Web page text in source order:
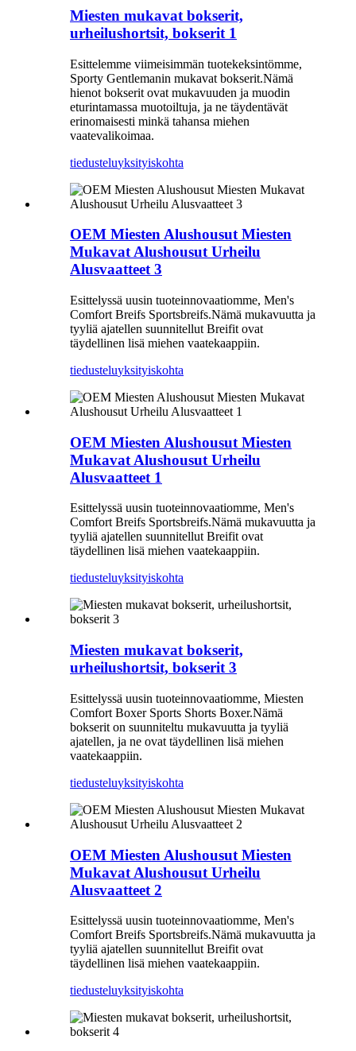
Miesten mukavat bokserit,
urheilushortsit, bokserit 1
Esittelemme viimeisimmän tuotekeksintömme,
Sporty Gentlemanin mukavat bokserit.Nämä
hienot bokserit ovat mukavuuden ja muodin
eturintamassa muotoiltuja, ja ne täydentävät
erinomaisesti minkä tahansa miehen
vaatevalikoimaa.
tiedusteluyksityiskohta
OEM Miesten Alushousut Miesten
Mukavat Alushousut Urheilu
Alusvaatteet 3
Esittelyssä uusin tuoteinnovaatiomme, Men's
Comfort Breifs Sportsbreifs.Nämä mukavuutta ja
tyyliä ajatellen suunnitellut Breifit ovat
täydellinen lisä miehen vaatekaappiin.
tiedusteluyksityiskohta
OEM Miesten Alushousut Miesten
Mukavat Alushousut Urheilu
Alusvaatteet 1
Esittelyssä uusin tuoteinnovaatiomme, Men's
Comfort Breifs Sportsbreifs.Nämä mukavuutta ja
tyyliä ajatellen suunnitellut Breifit ovat
täydellinen lisä miehen vaatekaappiin.
tiedusteluyksityiskohta
Miesten mukavat bokserit,
urheilushortsit, bokserit 3
Esittelyssä uusin tuoteinnovaatiomme, Miesten
Comfort Boxer Sports Shorts Boxer.Nämä
bokserit on suunniteltu mukavuutta ja tyyliä
ajatellen, ja ne ovat täydellinen lisä miehen
vaatekaappiin.
tiedusteluyksityiskohta
OEM Miesten Alushousut Miesten
Mukavat Alushousut Urheilu
Alusvaatteet 2
Esittelyssä uusin tuoteinnovaatiomme, Men's
Comfort Breifs Sportsbreifs.Nämä mukavuutta ja
tyyliä ajatellen suunnitellut Breifit ovat
täydellinen lisä miehen vaatekaappiin.
tiedusteluyksityiskohta